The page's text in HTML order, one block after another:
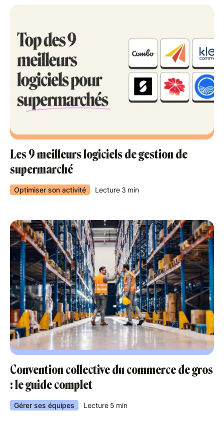
Les 9 meilleurs logiciels de gestion de
supermarché
Optimiser son activité Lecture 3 min
Convention collective du commerce de gros
: le guide complet
Gérer ses équipes Lecture 5 min